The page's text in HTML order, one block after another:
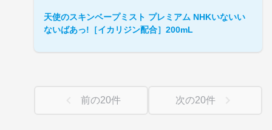
天使のスキンベープミスト プレミアム NHKいないい
ないばあっ!［イカリジン配合］200mL
前の20件 次の20件